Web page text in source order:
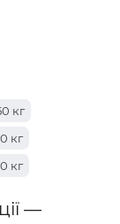
кг
кг
кг
—